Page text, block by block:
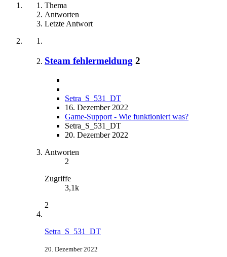
Thema
Antworten
Letzte Antwort
Steam fehlermeldung 2
Setra_S_531_DT
16. Dezember 2022
Game-Support - Wie funktioniert was?
Setra_S_531_DT
20. Dezember 2022
Antworten
2
Zugriffe
3,1k
2
Setra_S_531_DT
20. Dezember 2022